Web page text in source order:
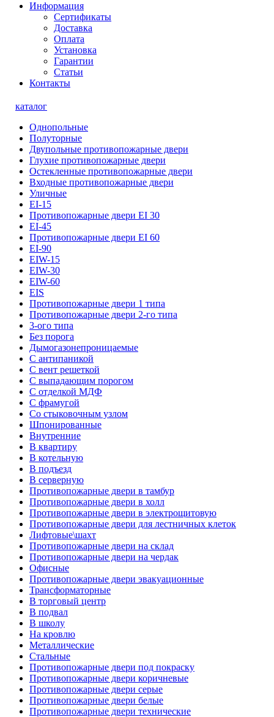
Информация
Сертификаты
Доставка
Оплата
Установка
Гарантии
Статьи
Контакты
каталог
Однопольные
Полуторные
Двупольные противопожарные двери
Глухие противопожарные двери
Остекленные противопожарные двери
Входные противопожарные двери
Уличные
EI-15
Противопожарные двери EI 30
EI-45
Противопожарные двери EI 60
EI-90
EIW-15
EIW-30
EIW-60
EIS
Противопожарные двери 1 типа
Противопожарные двери 2-го типа
3-ого типа
Без порога
Дымогазонепроницаемые
С антипаникой
С вент решеткой
С выпадающим порогом
С отделкой МДФ
С фрамугой
Со стыковочным узлом
Шпонированные
Внутренние
В квартиру
В котельную
В подъезд
В серверную
Противопожарные двери в тамбур
Противопожарные двери в холл
Противопожарные двери в электрощитовую
Противопожарные двери для лестничных клеток
Лифтовые\шахт
Противопожарные двери на склад
Противопожарные двери на чердак
Офисные
Противопожарные двери эвакуационные
Трансформаторные
В торговый центр
В подвал
В школу
На кровлю
Металлические
Стальные
Противопожарные двери под покраску
Противопожарные двери коричневые
Противопожарные двери серые
Противопожарные двери белые
Противопожарные двери технические